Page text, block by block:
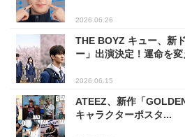
2026.06.26
THE BOYZ キュー、新
ー」出演決定！運命を
2026.06.15
ATEEZ、新作「
キャラクターポスタ...